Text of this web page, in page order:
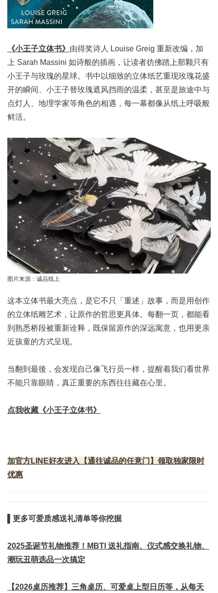
《小王子立体书》 由得奖诗人 Louise Greig 重新改编，加
上 Sarah Massini 如诗般的插画，让读者彷佛踏上那颗只有
小王子与玫瑰的星球。书中以细致的立体纸艺重现玫瑰花盛
开的瞬间、小王子替玫瑰遮风挡雨的温柔，甚至是旅途中与
点灯人、地理学家等角色的相遇，每一幕都像从纸上呼吸般
鲜活。
图片来源：诚品线上
这本立体书最大亮点，是它不只「重述」故事，而是用创作
的立体纸雕艺术，让原作的哲思更具体。每翻一页，都能看
到熟悉桥段被重新诠释，既保留原作的深远寓意，也用更亲
近孩童的方式呈现。
当翻到最後，会发现自己像飞行员一样，提醒着我们看世界
不能只靠眼睛，真正重要的东西往往藏在心里。
点我收藏《小王子立体书》
加官方LINE好友进入【通往诚品的任意门】领取独家限时
优惠
▌更多可爱质感送礼清单等你挖掘
2025圣诞节礼物推荐！MBTI 送礼指南、仪式感交换礼物、
潮玩丑萌选品一次搞定
【2026桌历推荐】三角桌历、可爱桌上型日历等，从每天